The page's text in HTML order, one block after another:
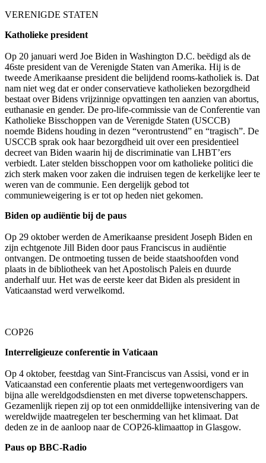
VERENIGDE STATEN
Katholieke president
Op 20 januari werd Joe Biden in Washington D.C. beëdigd als de
46ste president van de Verenigde Staten van Amerika. Hij is de
tweede Amerikaanse president die belijdend rooms-katholiek is. Dat
nam niet weg dat er onder conservatieve katholieken bezorgdheid
bestaat over Bidens vrijzinnige opvattingen ten aanzien van abortus,
euthanasie en gender. De pro-life-commissie van de Conferentie van
Katholieke Bisschoppen van de Verenigde Staten (USCCB)
noemde Bidens houding in dezen “verontrustend” en “tragisch”. De
USCCB sprak ook haar bezorgdheid uit over een presidentieel
decreet van Biden waarin hij de discriminatie van LHBT’ers
verbiedt. Later stelden bisschoppen voor om katholieke politici die
zich sterk maken voor zaken die indruisen tegen de kerkelijke leer te
weren van de communie. Een dergelijk gebod tot
communieweigering is er tot op heden niet gekomen.
Biden op audiëntie bij de paus
Op 29 oktober werden de Amerikaanse president Joseph Biden en
zijn echtgenote Jill Biden door paus Franciscus in audiëntie
ontvangen. De ontmoeting tussen de beide staatshoofden vond
plaats in de bibliotheek van het Apostolisch Paleis en duurde
anderhalf uur. Het was de eerste keer dat Biden als president in
Vaticaanstad werd verwelkomd.
COP26
Interreligieuze conferentie in Vaticaan
Op 4 oktober, feestdag van Sint-Franciscus van Assisi, vond er in
Vaticaanstad een conferentie plaats met vertegenwoordigers van
bijna alle wereldgodsdiensten en met diverse topwetenschappers.
Gezamenlijk riepen zij op tot een onmiddellijke intensivering van de
wereldwijde maatregelen ter bescherming van het klimaat. Dat
deden ze in de aanloop naar de COP26-klimaattop in Glasgow.
Paus op BBC-Radio